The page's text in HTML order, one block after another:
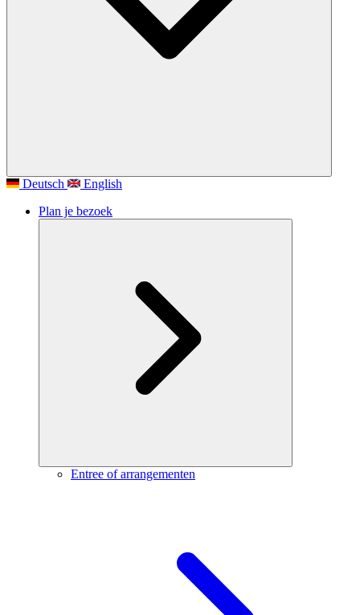
Deutsch
English
Plan je bezoek
Entree of arrangementen